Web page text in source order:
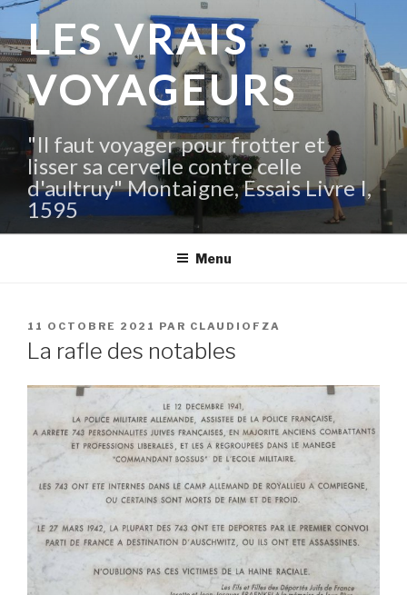
Aller
contenu
principal
LES VRAIS
VOYAGEURS
"Il faut voyager pour frotter et
lisser sa cervelle contre celle
d'aultruy" Montaigne, Essais Livre I,
1595
Menu
PUBLIÉ
LE
11 OCTOBRE 2021 PAR CLAUDIOFZA
La rafle des notables